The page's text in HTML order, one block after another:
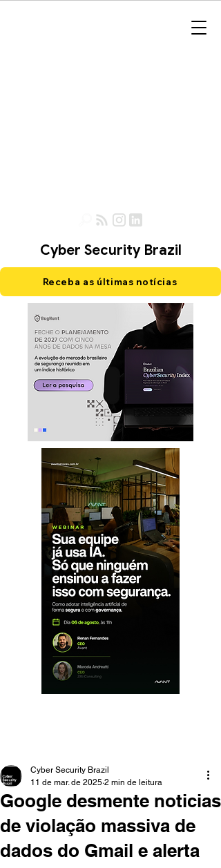
Cyber Security Brazil
Receba as últimas notícias
Google desmente noticias
de violação massiva de
dados do Gmail e alerta
Cyber Security Brazil
11 de mar. de 2025 2 min de leitura